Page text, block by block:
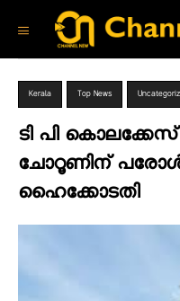
Kerala Top News
ടി പി കൊലക്കേസ്
ചോറൂണിന് പരോൾ
ഹൈക്കോടതി